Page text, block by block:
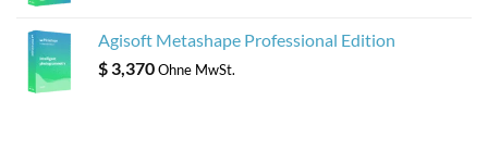
Agisoft Metashape Professional Edition
$ 3,370Ohne MwSt.